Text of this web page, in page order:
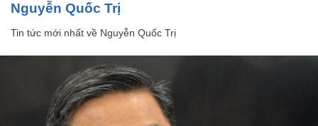
Nguyễn Quốc Trị
Tin tức mới nhất về Nguyễn Quốc Trị